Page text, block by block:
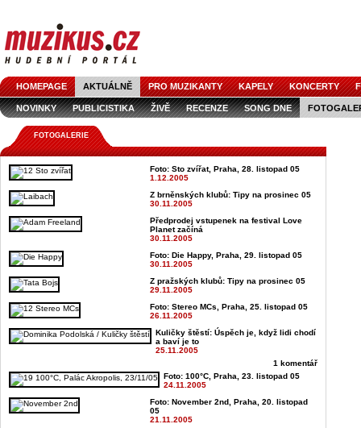
HOMEPAGE AKTUÁLNĚ PRO MUZIKANTY KAPELY KONCERTY
NOVINKY PUBLICISTIKA ŽIVĚ RECENZE SONG DNE
FOTOGALERIE
Foto: Sto zvířat, Praha, 28. listopad 05
1.12.2005
Z brněnských klubů: Tipy na prosinec 05
30.11.2005
Předprodej vstupenek na festival Love
Planet začíná
30.11.2005
Foto: Die Happy, Praha, 29. listopad 05
30.11.2005
Z pražských klubů: Tipy na prosinec 05
29.11.2005
Foto: Stereo MCs, Praha, 25. listopad 05
26.11.2005
Kuličky štěstí: Úspěch je, když lidi chodí
a baví je to
25.11.2005
1 komentář
Foto: 100°C, Praha, 23. listopad 05
24.11.2005
Foto: November 2nd, Praha, 20. listopad
05
21.11.2005